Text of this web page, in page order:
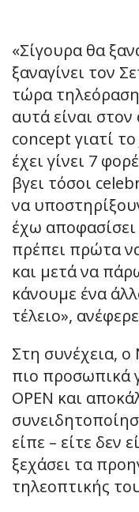
«Σίγουρα θα
ξαναγίνει τον
τώρα
αυτά είναι
concept γιατί
έχει γίνει 7
βγει τόσοι
να
έχω
πρέπει πρώτα
και μετά να
κάνουμε ένα
τέλειο»,
Στη συνέχεια,
πιο προσωπικά
OPEN και
είπε – είτε δεν
ξεχάσει τα
τηλεοπτικής